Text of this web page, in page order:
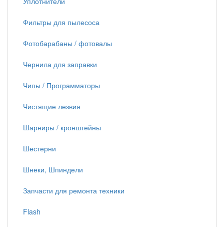
Фильтры для пылесоса
Фотобарабаны / фотовалы
Чернила для заправки
Чипы / Программаторы
Чистящие лезвия
Шарниры / кронштейны
Шестерни
Шнеки, Шпиндели
Запчасти для ремонта техники
Flash